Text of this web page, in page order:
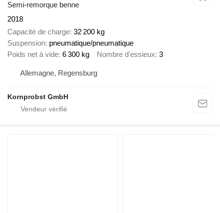
Semi-remorque benne
2018
Capacité de charge 32 200 kg
Suspension pneumatique/pneumatique
Poids net à vide 6 300 kg Nombre d'essieux 3
Allemagne, Regensburg
Kornprobst GmbH